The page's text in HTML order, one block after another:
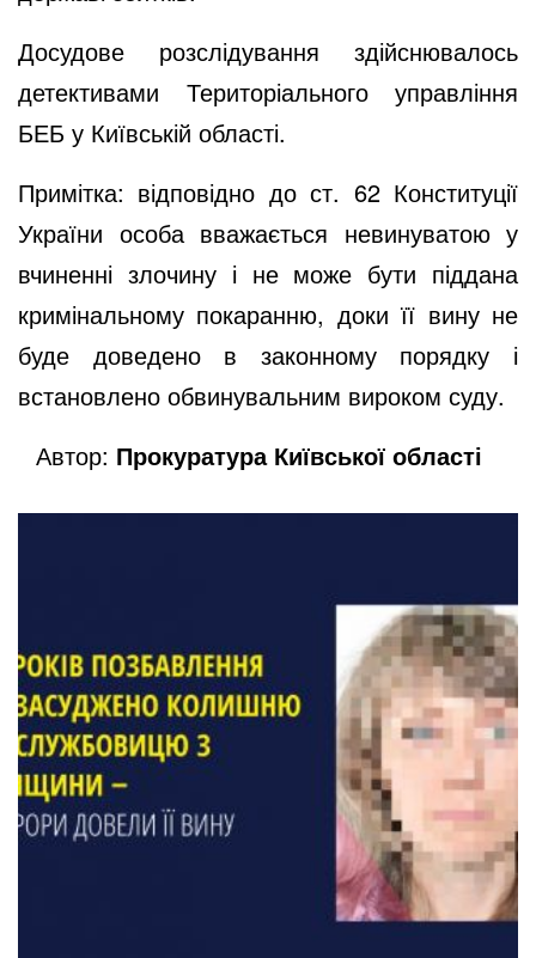
Досудове розслідування здійснювалось
детективами Територіального управління
БЕБ у Київській області.
Примітка: відповідно до ст. 62 Конституції
України особа вважається невинуватою у
вчиненні злочину і не може бути піддана
кримінальному покаранню, доки її вину не
буде доведено в законному порядку і
встановлено обвинувальним вироком суду.
Автор: Прокуратура Київської області